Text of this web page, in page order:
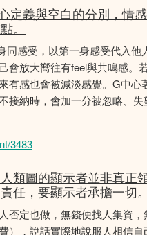
定義與空白的分別，情感
。
同感受，以第一身感受代入他
會放大嚮往有feel與共鳴感。
有感也會被減淡感覺。G中心
接納時，會加一分被忽略、失
3483
類圖的顯示者並非真正
任，要顯示者承擔一切。
否定也做，無錢便找人集資，
），說話實際地說服人相信自